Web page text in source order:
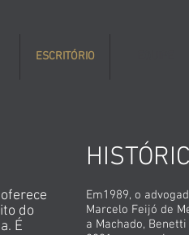
ESCRITÓRIO
do
É
Em1989, o
Marcelo Feijó de
a Machado,